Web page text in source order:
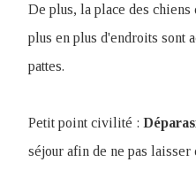
De plus, la place des
plus en plus d'endroits sont
pattes.
Petit point civilité :
séjour afin de ne pas